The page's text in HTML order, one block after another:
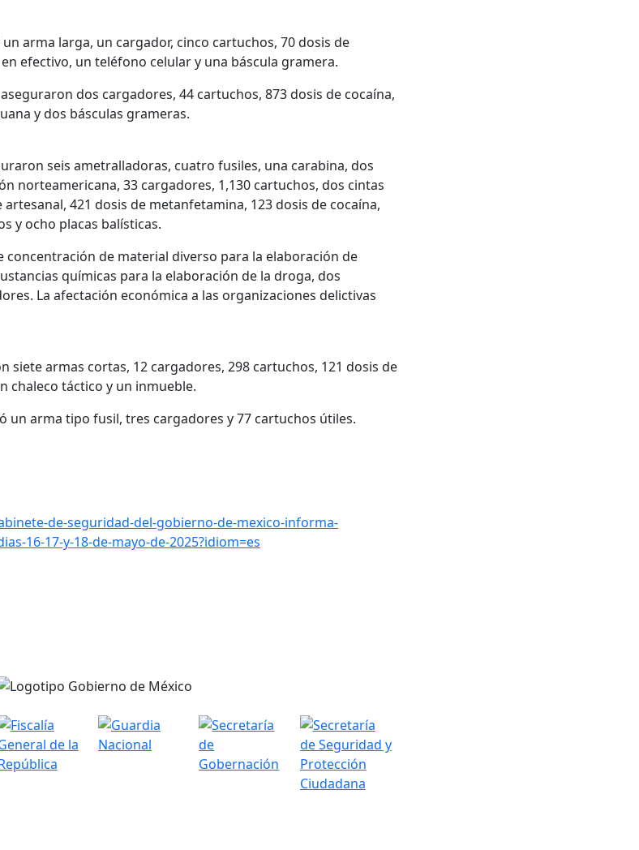
arma larga, un cargador, cinco cartuchos, 70 dosis de
efectivo, un teléfono celular y una báscula gramera.
dos cargadores, 44 cartuchos, 873 dosis de cocaína,
y dos básculas grameras.
seis ametralladoras, cuatro fusiles, una carabina, dos
norteamericana, 33 cargadores, 1,130 cartuchos, dos cintas
421 dosis de metanfetamina, 123 dosis de cocaína,
y ocho placas balísticas.
concentración de material diverso para la elaboración de
químicas para la elaboración de la droga, dos
La afectación económica a las organizaciones delictivas
siete armas cortas, 12 cargadores, 298 cartuchos, 121 dosis de
chaleco táctico y un inmueble.
un arma tipo fusil, tres cargadores y 77 cartuchos útiles.
de-seguridad-del-gobierno-de-mexico-informa-
16-17-y-18-de-mayo-de-2025?idiom=es